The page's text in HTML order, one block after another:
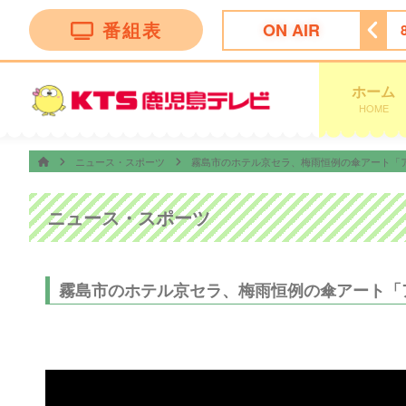
番組表 ON AIR
ＴＨＥフィッシング めざましどようび
ホーム
HOME
ニュース・スポーツ 霧島市のホテル京セラ、梅雨恒例の傘アート
ニュース・スポーツ
霧島市のホテル京セラ、梅雨恒例の傘アート